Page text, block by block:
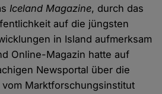
Iceland Magazine, durch das
auf die jüngsten
in Island aufmerksam
Online-Magazin hatte auf
Newsportal über die
Marktforschungsinstitut